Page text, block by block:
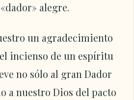
alegre.
un agradecimiento
incienso de un espíritu
no sólo al gran Dador
a nuestro Dios del pacto